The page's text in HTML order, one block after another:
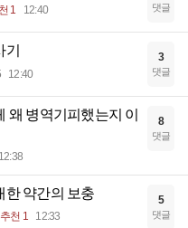
1 12:40 댓글
12:40
3
댓글
왜 병역기피했는지 이
12:38
8
댓글
한 약간의 보충
추천 1 12:33
5
댓글